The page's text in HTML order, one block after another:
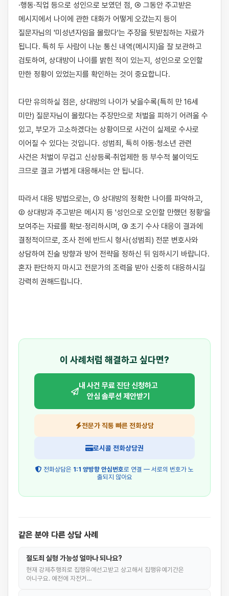
·행동·직업 등으로 성인으로 보였던 점, ④ 그동안 주고받은
메시지에서 나이에 관한 대화가 어떻게 오갔는지 등이
질문자님의 '미성년자임을 몰랐다'는 주장을 뒷받침하는 자료가
됩니다. 특히 두 사람이 나눈 통신 내역(메시지)을 잘 보관하고
검토하여, 상대방이 나이를 밝힌 적이 있는지, 성인으로 오인할
만한 정황이 있었는지를 확인하는 것이 중요합니다.
다만 유의하실 점은, 상대방의 나이가 낮을수록(특히 만 16세
미만) 질문자님이 몰랐다는 주장만으로 처벌을 피하기 어려울 수
있고, 부모가 고소하겠다는 상황이므로 사건이 실제로 수사로
이어질 수 있다는 것입니다. 성범죄, 특히 아동·청소년 관련
사건은 처벌이 무겁고 신상등록·취업제한 등 부수적 불이익도
크므로 결코 가볍게 대응해서는 안 됩니다.
따라서 대응 방법으로는, ① 상대방의 정확한 나이를 파악하고,
② 상대방과 주고받은 메시지 등 '성인으로 오인할 만했던 정황'을
보여주는 자료를 확보·정리하시며, ③ 초기 수사 대응이 결과에
결정적이므로, 조사 전에 반드시 형사(성범죄) 전문 변호사와
상담하여 진술 방향과 방어 전략을 정하신 뒤 임하시기 바랍니다.
혼자 판단하지 마시고 전문가의 조력을 받아 신중히 대응하시길
강력히 권해드립니다.
이 사례처럼 해결하고 싶다면?
내 사건 무료 진단 신청하고
안심 솔루션 제안받기
전문가 직통 빠른 전화상담
로시콜 전화상담권
전화상담은 1:1 양방향 안심번호로 연결 — 서로의 번호가 노
출되지 않아요
같은 분야 다른 상담 사례
절도죄 실형 가능성 얼마나 되나요?
현재 강제추행죄로 집행유예선고받고 상고해서 집행유예기간은
아니구요. 예전에 자전거…